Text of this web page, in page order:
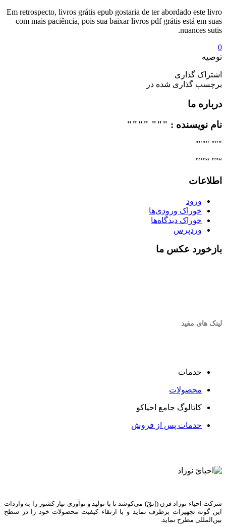
Em retrospecto, livros grátis epub gostaria de ter abordado este livro
com mais paciência, pois sua baixar livros pdf grátis está em suas
nuances sutis.
0
توصیه
اشتراک گذاری
برچسب گذاری شده در
درباره ما
نام نویسنده : """ """"
""" """"
“”” “”””
اطلاعات
ورود
خوراک ورودی‌ها
خوراک دیدگاه‌ها
وردپرس
بازخورد عکس ما
لینک های مفید
خدمات
محصولات
کاتالوگ جامع احیاکو
خدمات پس از فروش
شرکت احیاء نوزاد قرن (اِنقَ) می‌کوشد تا با تولید و نوآوری نیاز کشور را به واردات
این گونه تجهیزات برطرف نماید و با ارتقاء کیفیت محصولات خود را در سطح
بین‌المللی مطرح نماید.